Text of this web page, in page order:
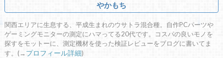
やかもち
関西エリアに生息する、平成生まれのウサトラ混合種。自作PCパーツや
ゲーミングモニターの測定にハマってる20代です。コスパの良いモノを
探すをモットーに、測定機材を使った検証レビューをブログに書いてま
す。(→プロフィール詳細)